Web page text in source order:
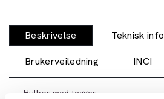
Beskrivelse Teknisk info
Brukerveiledning INCI
- Hulbor med tagger